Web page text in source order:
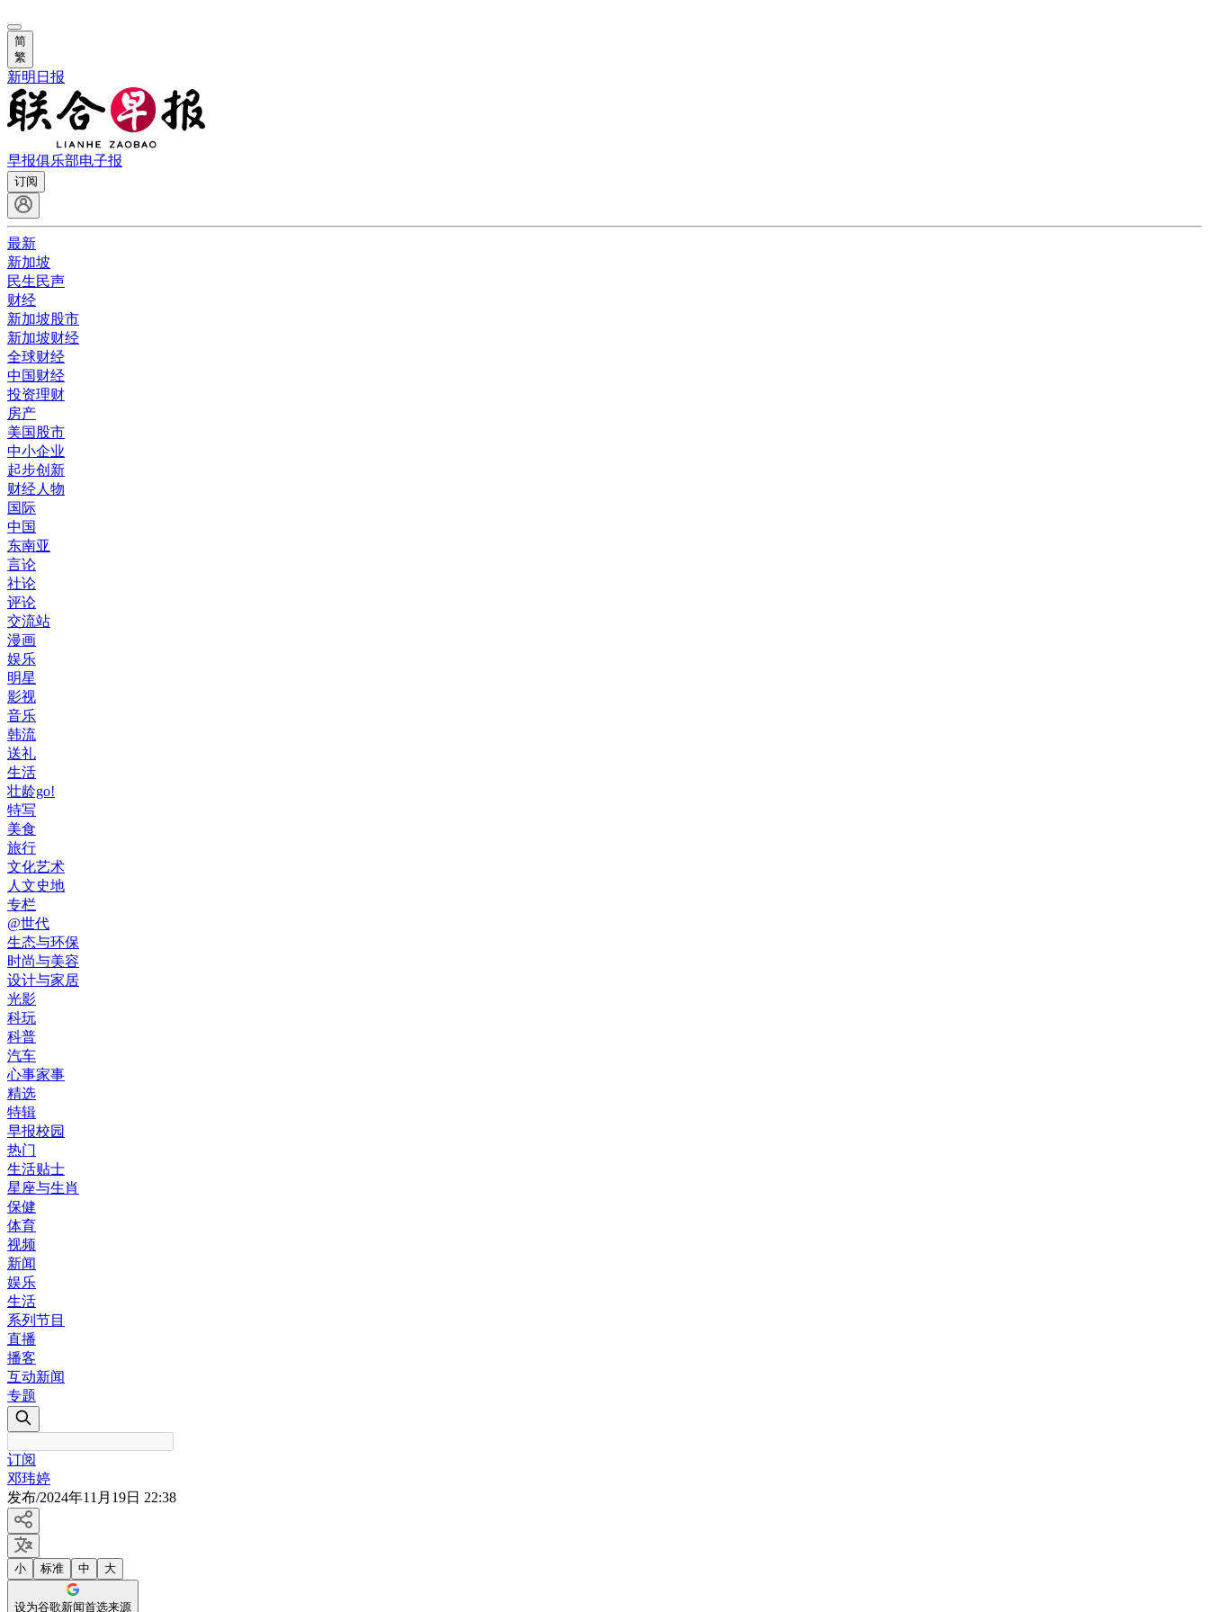
简
繁
新明日报
早报俱乐部电子报
订阅
最新
新加坡
民生民声
财经
新加坡股市
新加坡财经
全球财经
中国财经
投资理财
房产
美国股市
中小企业
起步创新
财经人物
国际
中国
东南亚
言论
社论
评论
交流站
漫画
娱乐
明星
影视
音乐
韩流
送礼
生活
壮龄go!
特写
美食
旅行
文化艺术
人文史地
专栏
@世代
生态与环保
时尚与美容
设计与家居
光影
科玩
科普
汽车
心事家事
精选
特辑
早报校园
热门
生活贴士
星座与生肖
保健
体育
视频
新闻
娱乐
生活
系列节目
直播
播客
互动新闻
专题
订阅
邓玮婷
发布/2024年11月19日 22:38
小 标准 中 大
设为谷歌新闻首选来源